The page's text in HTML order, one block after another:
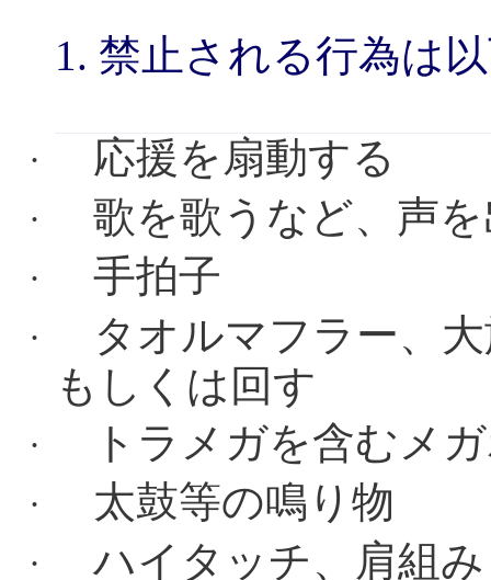
1. 禁止される行為は
· 応援を扇動する
· 歌を歌うなど、声
· 手拍子
·
タオルマフラー、
もしくは回す
· トラメガを含むメ
· 太鼓等の鳴り物
· ハイタッチ、肩組み